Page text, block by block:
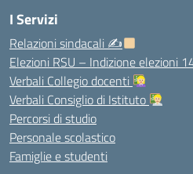
I Servizi
Relazioni sindacali ✍
Elezioni RSU – Indizione elezioni
Verbali Collegio docenti
Verbali Consiglio di Istituto
Percorsi di studio
Personale scolastico
Famiglie e studenti